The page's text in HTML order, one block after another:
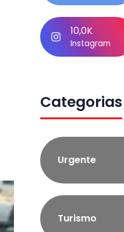
10,0K
Instagram
Categorias
Urgente
Turismo